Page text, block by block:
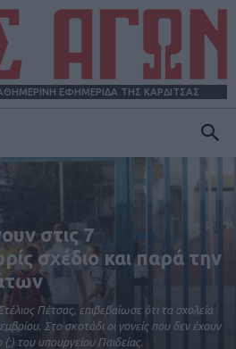
ΕΦΗΜΕΡΙΔΑ ΤΗΣ ΚΑΡΔΙΤΣΑΣ
στις 7
σχέδιο και παρά την
Πέτσας, επιβεβαίωσε ότι τα σχολεία
Στο σκοτάδι οι γονείς που δεν έχουν
του υπουργείου Παιδείας.